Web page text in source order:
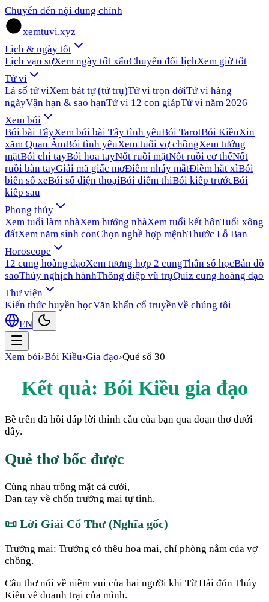
Chuyển đến nội dung chính
xemtuvi.xyz
Lịch & ngày tốt
Lịch vạn sựXem ngày tốt xấuChuyển đổi lịchXem giờ tốt
Tử vi
Lá số tử viXem bát tự (tứ trụ)Tử vi trọn đờiTử vi hàng
ngàyVận hạn & sao hạnTử vi 12 con giápTử vi năm 2026
Xem bói
Bói bài TâyXem bói bài Tây tình yêuBói TarotBói KiềuXin
xăm Quan ÂmBói tình yêuXem tuổi vợ chồngXem tướng
mặtBói chỉ tayBói hoa tayNốt ruồi mặtNốt ruồi cơ thểNốt
ruồi bàn tayGiải mã giấc mơĐiềm nháy mắtĐiềm hắt xìBói
biển số xeBói số điện thoạiBói điểm thiBói kiếp trướcBói
kiếp sau
Phong thủy
Xem tuổi làm nhàXem hướng nhàXem tuổi kết hônTuổi xông
đấtXem năm sinh conChọn nghề hợp mệnhThước Lỗ Ban
Horoscope
12 cung hoàng đạoXem tương hợp 2 cungThần số họcBản đồ
saoThủy nghịch hànhThông điệp vũ trụQuiz cung hoàng đạo
Thư viện
Kiến thức huyền họcVăn khấn cổ truyềnVề chúng tôi
EN
Xem bói›Bói Kiều›Gia đạo›Quẻ số 30
Kết quả: Bói Kiều gia đạo
Bề trên đã hồi đáp lời thỉnh cầu của bạn qua đoạn thơ dưới
đây.
Quẻ thơ bốc được
Cùng nhau trông mặt cả cười,
Dan tay về chốn trướng mai tự tình.
📜 Lời Giải Cổ Thư (Nghĩa gốc)
Trướng mai: Trướng có thêu hoa mai, chỉ phòng nằm của vợ
chồng.
Câu thơ nói về niềm vui của hai người khi Từ Hải đón Thúy
Kiều về doanh trại của mình.